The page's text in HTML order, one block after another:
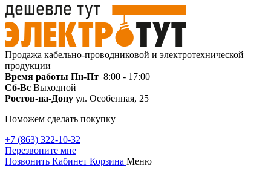
Продажа кабельно-проводниковой и электротехнической
продукции
Время работы Пн-Пт 8:00 - 17:00
Сб-Вс Выходной
Ростов-на-Дону ул. Особенная, 25
Поможем сделать покупку
+7 (863) 322-10-32
Перезвоните мне
Позвонить Кабинет Корзина Меню